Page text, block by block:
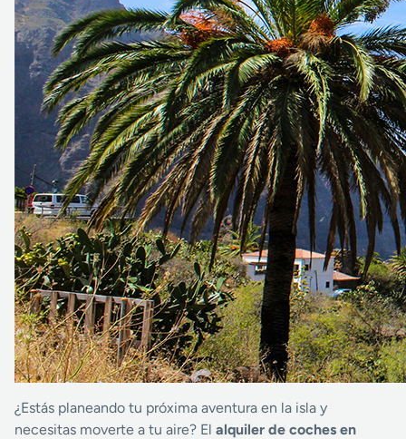
¿Estás planeando tu próxima aventura en la isla y
necesitas moverte a tu aire? El alquiler de coches en